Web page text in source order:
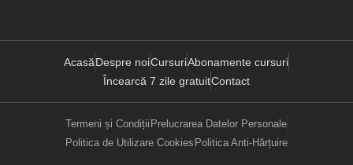
AcasăDespre noiCursuriAbonamente cursuri
Încearcă 7 zile gratuitContact
Termeni și Condiții Prelucrarea Datelor Personale
Politica de Utilizare Cookies Politica Anti-Hărțuire